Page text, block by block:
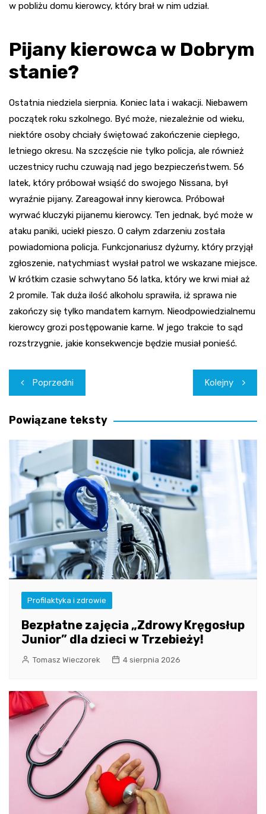
w pobliżu domu kierowcy, który brał w nim udział.
Pijany kierowca w Dobrym
stanie?
Ostatnia niedziela sierpnia. Koniec lata i wakacji. Niebawem
początek roku szkolnego. Być może, niezależnie od wieku,
niektóre osoby chciały świętować zakończenie ciepłego,
letniego okresu. Na szczęście nie tylko policja, ale również
uczestnicy ruchu czuwają nad jego bezpieczeństwem. 56
latek, który próbował wsiąść do swojego Nissana, był
wyraźnie pijany. Zareagował inny kierowca. Próbował
wyrwać kluczyki pijanemu kierowcy. Ten jednak, być może w
ataku paniki, uciekł pieszo. O całym zdarzeniu została
powiadomiona policja. Funkcjonariusz dyżurny, który przyjął
zgłoszenie, natychmiast wysłał patrol we wskazane miejsce.
W krótkim czasie schwytano 56 latka, który we krwi miał aż
2 promile. Tak duża ilość alkoholu sprawiła, iż sprawa nie
zakończy się tylko mandatem karnym. Nieodpowiedzialnemu
kierowcy grozi postępowanie karne. W jego trakcie to sąd
rozstrzygnie, jakie konsekwencje będzie musiał ponieść.
Nawigacja
wpisu
Poprzedni Kolejny
Powiązane teksty
Profilaktyka i zdrowie
Bezpłatne zajęcia „Zdrowy Kręgosłup
Junior” dla dzieci w Trzebieży!
Tomasz Wieczorek 4 sierpnia 2026